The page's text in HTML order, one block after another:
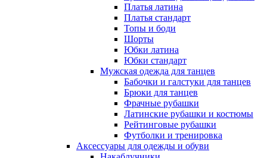
Платья латина
Платья стандарт
Топы и боди
Шорты
Юбки латина
Юбки стандарт
Мужская одежда для танцев
Бабочки и галстуки для танцев
Брюки для танцев
Фрачные рубашки
Латинские рубашки и костюмы
Рейтинговые рубашки
Футболки и тренировка
Аксессуары для одежды и обуви